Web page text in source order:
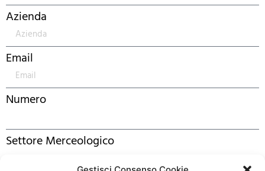
Azienda
Email
Numero
Settore Merceologico